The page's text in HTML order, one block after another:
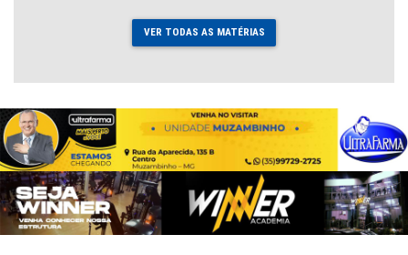
VER TODAS AS MATÉRIAS